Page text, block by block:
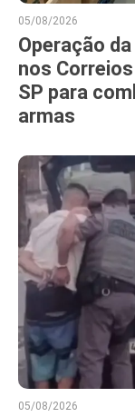
05/08/2026
Operação
nos
SP para
armas
05/08/2026